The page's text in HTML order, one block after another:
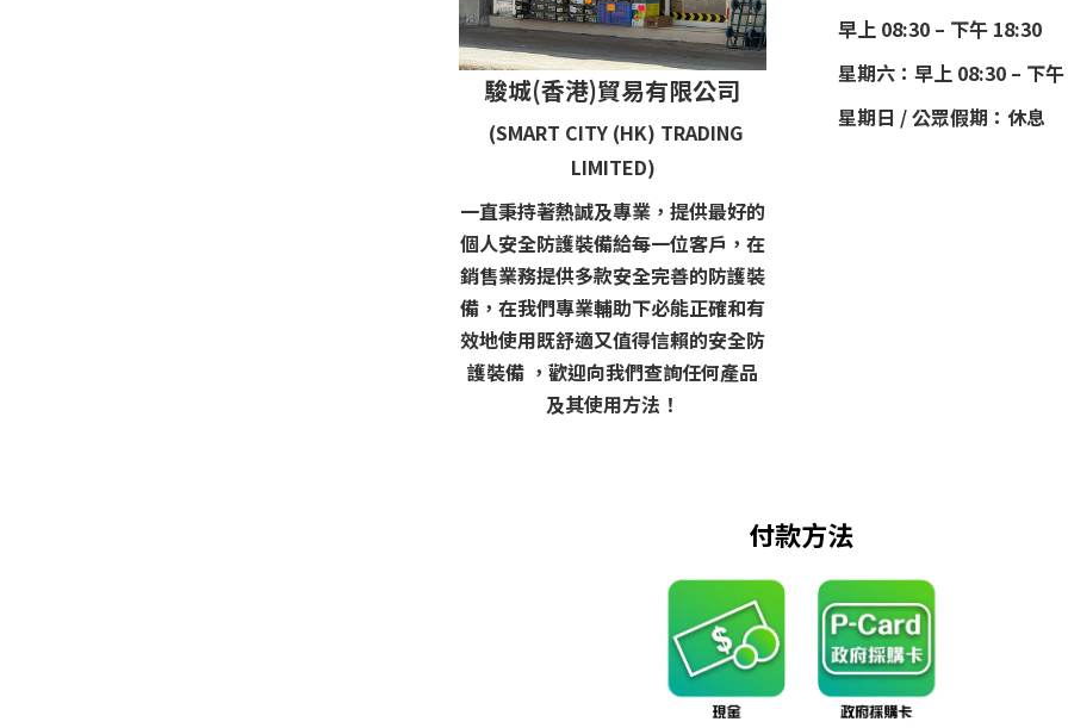
駿城(香港)貿易有限公司
(SMART CITY (HK) TRADING
LIMITED)
一直秉持著熱誠及專業，提供最好的
個人安全防護裝備給每一位客戶，在
銷售業務提供多款安全完善的防護裝
備，在我們專業輔助下必能正確和有
效地使用既舒適又值得信賴的安全防
護裝備 ，歡迎向我們查詢任何產品
及其使用方法！
早上 08:30 – 下午 18:30
星期六：早上 08:30 – 下
星期日 / 公眾假期：休息
付款方法